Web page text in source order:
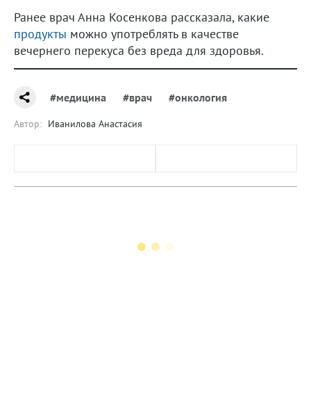
Ранее врач Анна Косенкова рассказала, какие
продукты можно употреблять в качестве
вечернего перекуса без вреда для здоровья.
#медицина #врач #онкология
Автор: Иванилова Анастасия